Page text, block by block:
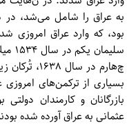
به عراق را شامل می‌شد، در
بود، که وارد عراق امروزی
چ‌هارم در
بسیاری از ترکمن‌های امروزی
بازرگانان و کارمندان
عثمانی به عراق آورده شده